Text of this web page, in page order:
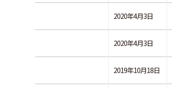
2020年4月3日
2020年4月3日
2019年10月18日